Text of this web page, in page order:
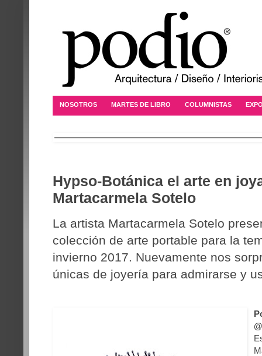
NOSOTROS MARTES DE LIBRO COLUMNISTAS
Hypso-Botánica el arte en
Martacarmela Sotelo
La artista Martacarmela Sotelo
colección de arte portable para la
invierno 2017. Nuevamente nos
únicas de joyería para admirarse y